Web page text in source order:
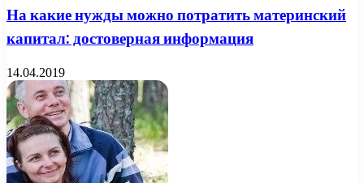
На какие нужды можно потратить материнский
капитал: достоверная информация
14.04.2019